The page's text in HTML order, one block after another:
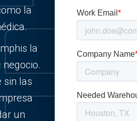
la
la
sin las
un